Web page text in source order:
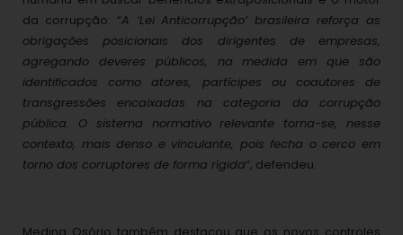
da corrupção: “A ‘Lei Anticorrupção’ brasileira reforça as
obrigações posicionais dos dirigentes de empresas,
agregando deveres públicos, na medida em que são
identificados como atores, partícipes ou coautores de
transgressões encaixadas na categoria da corrupção
pública. O sistema normativo relevante torna-se, nesse
contexto, mais denso e vinculante, pois fecha o cerco em
torno dos corruptores de forma rígida“, defendeu.
Medina Osório também destacou que os novos controles